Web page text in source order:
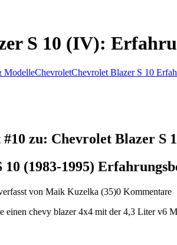
S 10 (IV):
ModelleChevroletChevrolet Blazer S 10
zu: Chevrolet Blazer S
10 (1983-1995)
von Maik Kuzelka (35)0 Kommentare
einen chevy blazer 4x4 mit der 4,3 Liter v6